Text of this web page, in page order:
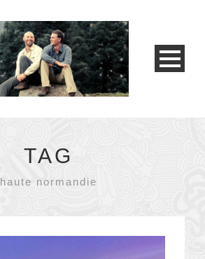
TAG
haute normandie